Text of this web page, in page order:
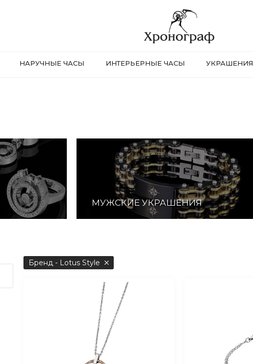
НАРУЧНЫЕ ЧАСЫ ИНТЕРЬЕРНЫЕ ЧАСЫ УКРАШЕНИЯ
МУЖСКИЕ УКРАШЕНИЯ
Бренд - Lotus Style